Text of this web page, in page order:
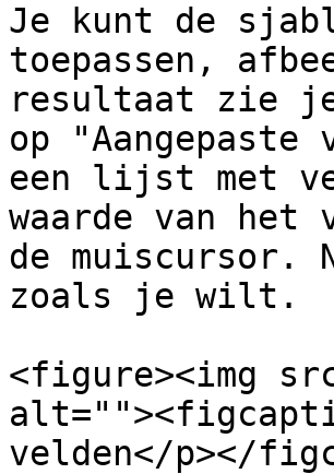
Je kunt de
toepassen,
resultaat zie
op
een lijst met
waarde van het
de muiscursor.
zoals je wilt.
<figure><img
velden</p></